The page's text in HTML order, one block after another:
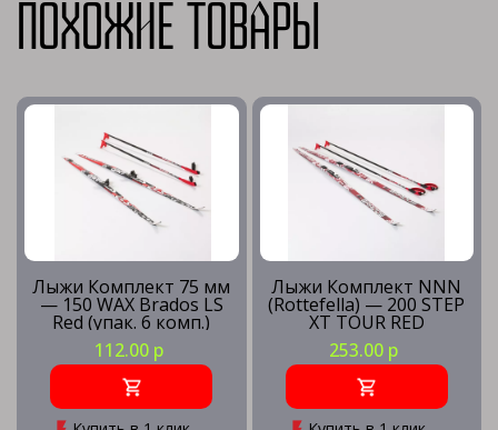
Похожие товары
Лыжи Комплект 75 мм
— 150 WAX Brados LS
Red (упак. 6 комп.)
112.00 р
Лыжи Комплект NNN
(Rottefella) — 200 STEP
XT TOUR RED
253.00 р